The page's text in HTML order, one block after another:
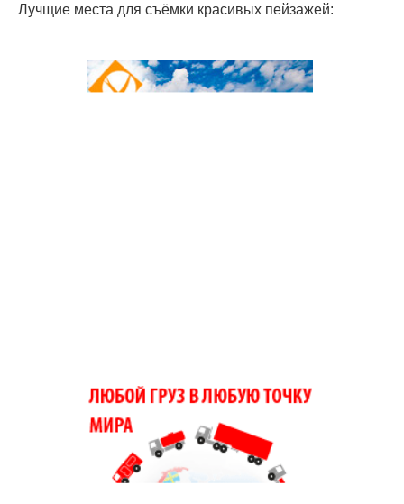
Лучщие места для съёмки красивых пейзажей: